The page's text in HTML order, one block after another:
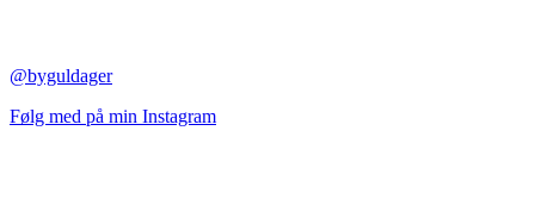
@byguldager
Følg med på min Instagram